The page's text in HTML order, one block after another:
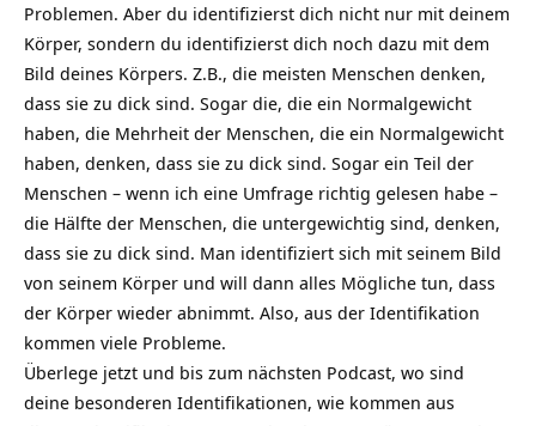
Problemen. Aber du identifizierst dich nicht nur mit deinem
Körper, sondern du identifizierst dich noch dazu mit dem
Bild deines Körpers. Z.B., die meisten Menschen denken,
dass sie zu dick sind. Sogar die, die ein Normalgewicht
haben, die Mehrheit der Menschen, die ein Normalgewicht
haben, denken, dass sie zu dick sind. Sogar ein Teil der
Menschen – wenn ich eine Umfrage richtig gelesen habe –
die Hälfte der Menschen, die untergewichtig sind, denken,
dass sie zu dick sind. Man identifiziert sich mit seinem Bild
von seinem Körper und will dann alles Mögliche tun, dass
der Körper wieder abnimmt. Also, aus der Identifikation
kommen viele Probleme.
Überlege jetzt und bis zum nächsten Podcast, wo sind
deine besonderen Identifikationen, wie kommen aus